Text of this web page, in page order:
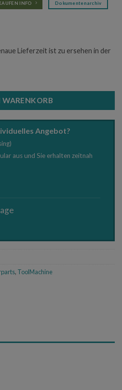
INFO Dokumentenarchiv
Lieferzeit ist zu ersehen in der
WARENKORB
Angebot?
aus und Sie erhalten zeitnah
, ToolMachine